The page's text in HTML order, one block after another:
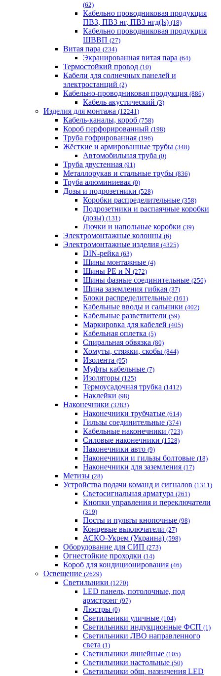
(62)
Кабельно проводниковая продукция
ПВ3, ПВ3 нг, ПВ3 нгд(ls) (18)
Кабельно проводниковая продукция
ШВВП (27)
Витая пара (234)
Экранированная витая пара (64)
Термостойкий провод (10)
Кабели для солнечных панелей и
электростанций (2)
Кабельно-проводниковая продукция (886)
Кабель акустический (3)
Изделия для монтажа (12241)
Кабель-каналы, короб (758)
Короб перфорированный (198)
Труба гофрированная (196)
Жёсткие и армированные трубы (348)
Автомобильная труба (0)
Труба двустенная (91)
Металлорукав и стальные трубы (836)
Труба алюминиевая (0)
Дозы и подрозетники (528)
Коробки распределительные (358)
Подрозетники и распаячные коробки
(дозы) (131)
Лючки и напольные коробки (39)
Электромонтажные колонны (6)
Электромонтажные изделия (4325)
DIN-рейка (63)
Шины монтажные (4)
Шины PE и N (272)
Шины фазные соединительные (256)
Шина заземления гибкая (37)
Блоки распределительные (161)
Кабельные вводы и сальники (402)
Кабельные разветвители (59)
Маркировка для кабелей (405)
Кабельная оплетка (5)
Спиральная обвязка (80)
Хомуты, стяжки, скобы (844)
Изолента (95)
Муфты кабельные (7)
Изоляторы (125)
Термоусадочная трубка (1412)
Наклейки (98)
Наконечники (3283)
Наконечники трубчатые (614)
Гильзы соединительные (374)
Кабельные наконечники (723)
Силовые наконечники (1528)
Наконечники авто (9)
Наконечники и гильзы болтовые (18)
Наконечники для заземления (17)
Метизы (28)
Устройства подачи команд и сигналов (1311)
Светосигнальная арматура (261)
Кнопки управления и переключатели
(319)
Посты и пульты кнопочные (98)
Концевые выключатели (27)
АСКО-Укрем (Украина) (598)
Оборудование для СИП (273)
Огнестойкие проходки (14)
Короб для кондиционирования (46)
Освещение (2629)
Светильники (1270)
LED панель, потолочные, под
армстронг (97)
Люстры (0)
Светильники уличные (104)
Светильники индукционные ФСП (1)
Светильники ЛВО направленного
света (1)
Светильники линейные (105)
Светильники настольные (50)
Светильники общ. назначения LED